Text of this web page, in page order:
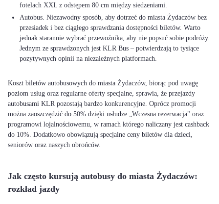
fotelach XXL z odstępem 80 cm między siedzeniami.
Autobus. Niezawodny sposób, aby dotrzeć do miasta Żydaczów bez
przesiadek i bez ciągłego sprawdzania dostępności biletów. Warto
jednak starannie wybrać przewoźnika, aby nie popsuć sobie podróży.
Jednym ze sprawdzonych jest KLR Bus – potwierdzają to tysiące
pozytywnych opinii na niezależnych platformach.
Koszt biletów autobusowych do miasta Żydaczów, biorąc pod uwagę
poziom usług oraz regularne oferty specjalne, sprawia, że przejazdy
autobusami KLR pozostają bardzo konkurencyjne. Oprócz promocji
można zaoszczędzić do 50% dzięki usłudze „Wczesna rezerwacja" oraz
programowi lojalnościowemu, w ramach którego naliczany jest cashback
do 10%. Dodatkowo obowiązują specjalne ceny biletów dla dzieci,
seniorów oraz naszych obrońców.
Jak często kursują autobusy do miasta Żydaczów:
rozkład jazdy